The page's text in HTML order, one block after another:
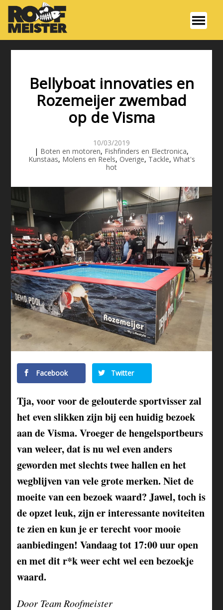
Bellyboat innovaties en
Rozemeijer zwembad
op de Visma
10/03/2019
| Boten en motoren, Fishfinders en Electronica,
Kunstaas, Molens en Reels, Overige, Tackle, What's
hot
Facebook Twitter
Tja, voor voor de gelouterde sportvisser zal
het even slikken zijn bij een huidig bezoek
aan de Visma. Vroeger de hengelsportbeurs
van weleer, dat is nu wel even anders
geworden met slechts twee hallen en het
wegblijven van vele grote merken. Niet de
moeite van een bezoek waard? Jawel, toch is
de opzet leuk, zijn er interessante noviteiten
te zien en kun je er terecht voor mooie
aanbiedingen! Vandaag tot 17:00 uur open
en met dit r*k weer echt wel een bezoekje
waard.
Door Team Roofmeister